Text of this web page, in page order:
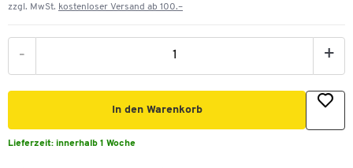
zzgl. MwSt. kostenloser Versand ab 100.–
- +
In den Warenkorb
Lieferzeit: innerhalb 1 Woche